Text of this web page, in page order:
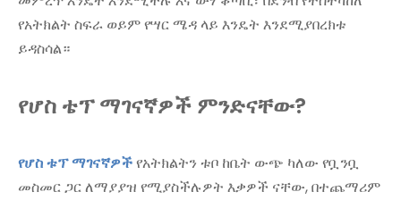
የአትክልት ስፍራ ወይም የሣር ሜዳ ላይ እንዴት እንደሚያበረክቱ
ይዳስሳል።
የሆስ ቴፕ ማገናኛዎች ምንድናቸው?
የሆስ ቱፕ ማገናኛዎችየአትክልትን ቱቦ ከቤት ውጭ ካለው የቧንቧ
መስመር ጋር ለማያያዝ የሚያስችሉዎት እቃዎች ናቸው, በተጨማሪም